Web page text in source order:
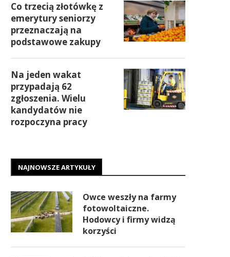
Co trzecią złotówkę z
emerytury seniorzy
przeznaczają na
podstawowe zakupy
Na jeden wakat
przypadają 62
zgłoszenia. Wielu
kandydatów nie
rozpoczyna pracy
NAJNOWSZE ARTYKUŁY
Owce weszły na farmy
fotowoltaiczne.
Hodowcy i firmy widzą
korzyści